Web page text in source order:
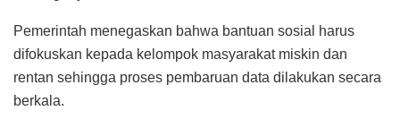
Pemerintah menegaskan bahwa bantuan sosial harus
difokuskan kepada kelompok masyarakat miskin dan
rentan sehingga proses pembaruan data dilakukan secara
berkala.